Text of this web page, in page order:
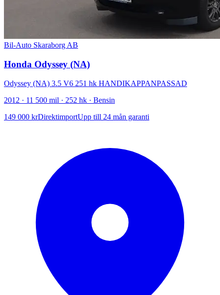
Bil-Auto Skaraborg AB
Honda Odyssey (NA)
Odyssey (NA) 3.5 V6 251 hk HANDIKAPPANPASSAD
2012 · 11 500 mil · 252 hk · Bensin
149 000 krDirektimportUpp till 24 mån garanti